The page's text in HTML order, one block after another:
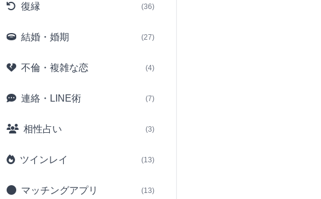
復縁 (36)
結婚・婚期 (27)
不倫・複雑な恋 (4)
連絡・LINE術 (7)
相性占い (3)
ツインレイ (13)
マッチングアプリ (13)